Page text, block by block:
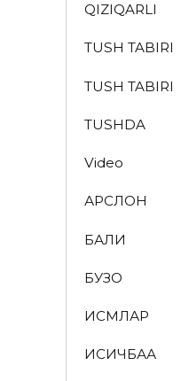
QIZIQARLI
TUSH TABIRI
TUSH TABIRI
TUSHDA
Video
АРСЛОН
БАЛИҚ
БУЗОҚ
ИСМЛАР
ҚИСҚИЧБАҚА